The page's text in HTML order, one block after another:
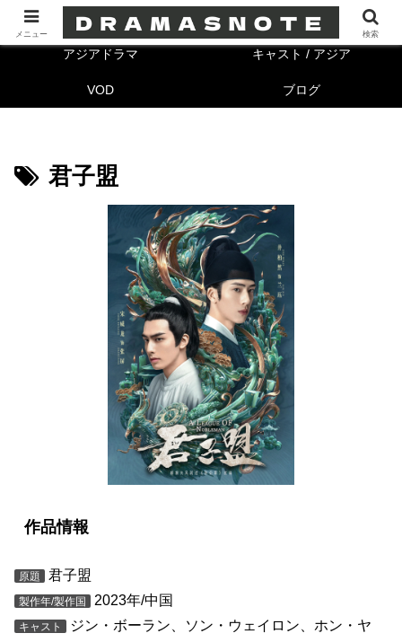
海外ドラマ キャスト/海外
アジアドラマ キャスト / アジア
VOD ブログ
君子盟
作品情報
原題 君子盟
製作年/製作国 2023年/中国
キャスト
ジン・ボーラン、ソン・ウェイロン、ホン・ヤ
メニュー 検索